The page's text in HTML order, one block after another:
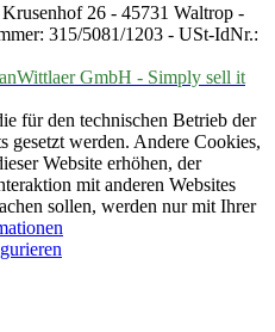
26 - 45731 Waltrop -
315/5081/1203 - USt-IdNr.:
GmbH - Simply sell it
für den technischen Betrieb der
gesetzt werden. Andere Cookies,
Website erhöhen, der
mit anderen Websites
sollen, werden nur mit Ihrer